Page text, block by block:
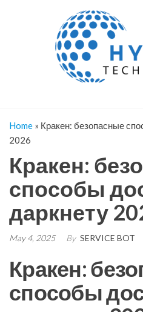
Home » Кракен: безопасные
2026
Кракен:
способы
даркнету
May 4, 2025 By SERVICE BOT
Кракен:
способы